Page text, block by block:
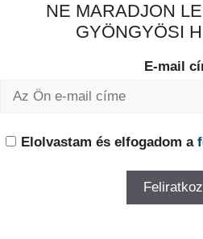
NE MARADJON
GYÖNGYÖSI
E-mail
Elolvastam és elfogadom a